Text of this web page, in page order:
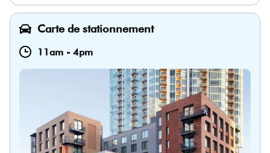
Carte de stationnement
11am - 4pm